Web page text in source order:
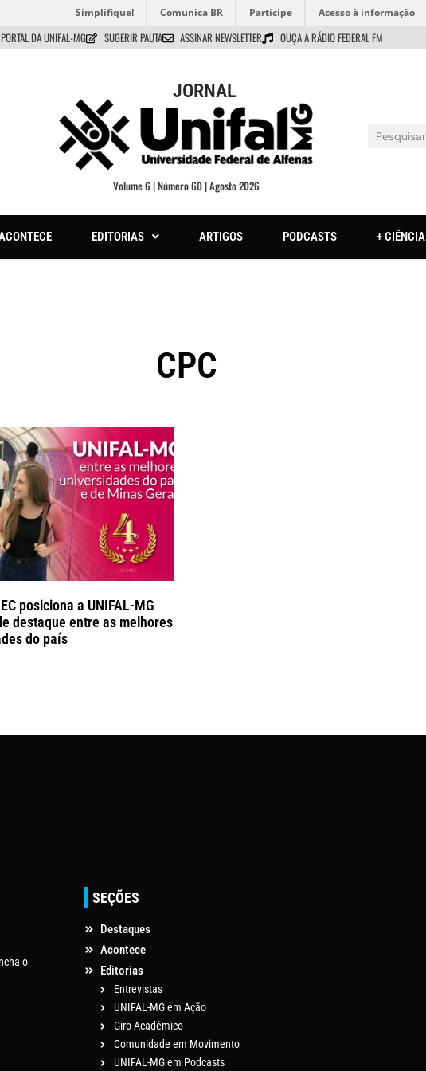
Simplifique! Comunica BR Participe Acesso à informação
PORTAL DA UNIFAL-MG SUGERIR PAUTA ASSINAR NEWSLETTER OUÇA A RÁDIO FEDERAL FM
JORNAL
Volume 6 | Número 60 | Agosto 2026
EDITORIAS ARTIGOS PODCASTS + CIÊNCIA
CPC
posiciona a UNIFAL-MG
destaque entre as melhores
do país
o
SEÇÕES
Destaques
Acontece
Editorias
Entrevistas
UNIFAL-MG em Ação
Giro Acadêmico
Comunidade em Movimento
UNIFAL-MG em Podcasts